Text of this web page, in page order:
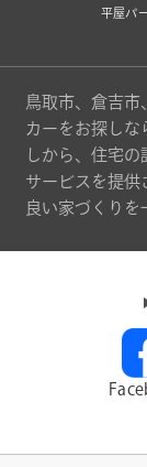
平屋パ
鳥取市、倉吉市
カーをお探し
しから、住宅
サービスを提供
良い家づくりを